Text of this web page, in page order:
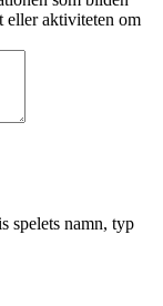
eller aktiviteten om
spelets namn, typ